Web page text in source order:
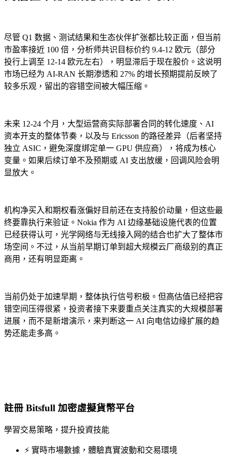
尽管 Q1 数据、测试结果和生态伙伴扩张都比较正面，但当前
市盈率接近 100 倍，分析师共识目标价约 9.4-12 欧元（部分
投行上调至 12-14 欧元左右），明显滞后于现在股价。这说明
市场已经为 AI-RAN 长期渗透和 27% 的增长预期提前反映了
较多乐观，留出的容错空间被大幅压缩。
未来 12-24 个月，大型运营商实际部署合同的转化速度、AI
资本开支的整体节奏，以及与 Ericsson 的路径差异（后者坚持
独立 ASIC，避免深度绑定单一 GPU 供应商），将成为核心
变量。如果后续订单不及预期或 AI 支出放缓，回调风险会明
显放大。
机构净买入和期权看涨偏好目前还在支持股价动量，但这些最
终要靠执行来验证。Nokia 作为 AI 边缘基础设施代表的位置
已经获得认可，光学网络与无线接入网的结合也扩大了整体市
场空间。不过，从当前早期订单到超大规模云厂商级别的真正
商用，还有明显距离。
当前仍处于加速早期，整体执行信号积极。但高估值已经把容
错空间压得很紧，投资者接下来要重点关注真实的大规模部署
进展，而不是新增演示，来判断这一 AI 向电信边缘扩展的趋
势还能走多高。
註冊 Bitsfull 加密虛擬貨幣平台
學習交易策略，提升投資技能
⚡️ 實時市場數據，體驗真實波動和交易環境